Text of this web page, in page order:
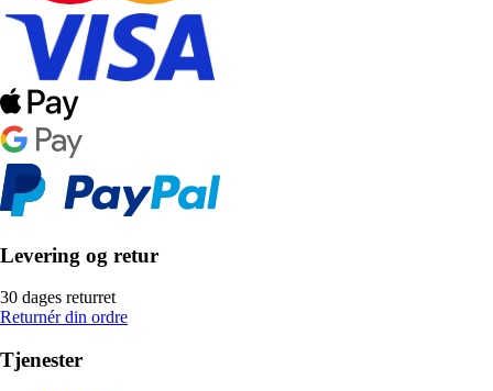
Levering og retur
30 dages returret
Returnér din ordre
Tjenester